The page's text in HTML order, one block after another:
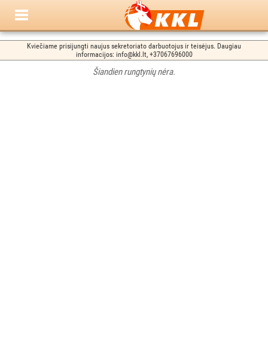
Kviečiame prisijungti naujus sekretoriato darbuotojus ir teisėjus. Daugiau
informacijos: info@kkl.lt, +37067696000
Šiandien rungtynių nėra.